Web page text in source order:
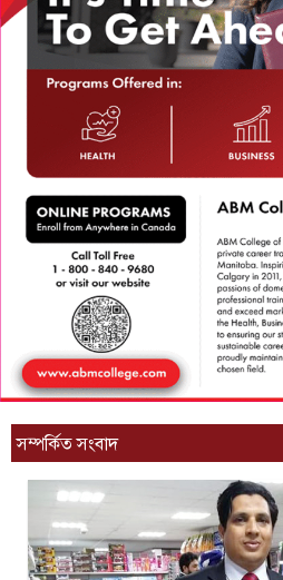
সম্পর্কিত সংবাদ